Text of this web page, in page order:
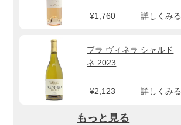
¥1,760 詳しくみる
プラ ヴィネラ シャルド
ネ 2023
¥2,123 詳しくみる
もっと見る